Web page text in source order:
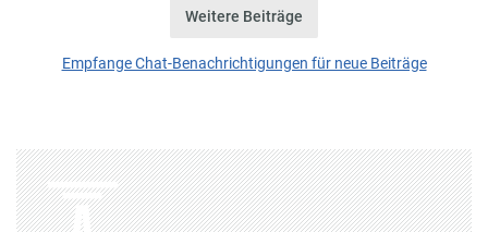
Weitere Beiträge
Empfange Chat-Benachrichtigungen für neue Beiträge